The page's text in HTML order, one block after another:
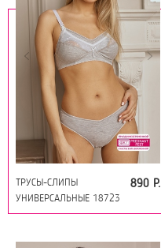
ТРУСЫ-СЛИПЫ
УНИВЕРСАЛЬНЫЕ 18723
СЕРЫЙ МЕЛАНЖ
890 Р.